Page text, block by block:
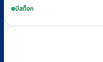
was:
is:มีสต็อก